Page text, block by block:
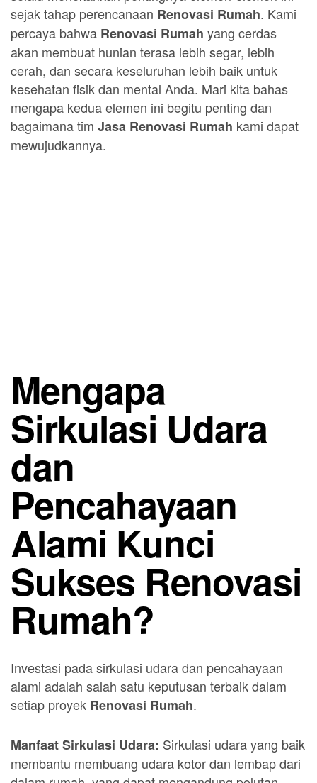
sejak tahap perencanaan Renovasi Rumah. Kami
percaya bahwa Renovasi Rumah yang cerdas
akan membuat hunian terasa lebih segar, lebih
cerah, dan secara keseluruhan lebih baik untuk
kesehatan fisik dan mental Anda. Mari kita bahas
mengapa kedua elemen ini begitu penting dan
bagaimana tim Jasa Renovasi Rumah kami dapat
mewujudkannya.
Mengapa
Sirkulasi Udara
dan
Pencahayaan
Alami Kunci
Sukses Renovasi
Rumah?
Investasi pada sirkulasi udara dan pencahayaan
alami adalah salah satu keputusan terbaik dalam
setiap proyek Renovasi Rumah.
Manfaat Sirkulasi Udara: Sirkulasi udara yang baik
membantu membuang udara kotor dan lembap dari